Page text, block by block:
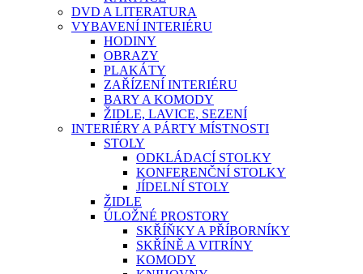
DVD A LITERATURA
VYBAVENÍ INTERIÉRU
HODINY
OBRAZY
PLAKÁTY
ZAŘÍZENÍ INTERIÉRU
BARY A KOMODY
ŽIDLE, LAVICE, SEZENÍ
INTERIÉRY A PÁRTY MÍSTNOSTI
STOLY
ODKLÁDACÍ STOLKY
KONFERENČNÍ STOLKY
JÍDELNÍ STOLY
ŽIDLE
ÚLOŽNÉ PROSTORY
SKŘÍŇKY A PŘÍBORNÍKY
SKŘÍNĚ A VITRÍNY
KOMODY